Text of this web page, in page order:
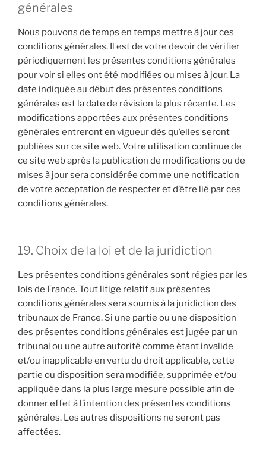
générales
Nous pouvons de temps en temps mettre à jour ces
conditions générales. Il est de votre devoir de vérifier
périodiquement les présentes conditions générales
pour voir si elles ont été modifiées ou mises à jour. La
date indiquée au début des présentes conditions
générales est la date de révision la plus récente. Les
modifications apportées aux présentes conditions
générales entreront en vigueur dès qu’elles seront
publiées sur ce site web. Votre utilisation continue de
ce site web après la publication de modifications ou de
mises à jour sera considérée comme une notification
de votre acceptation de respecter et d’être lié par ces
conditions générales.
19. Choix de la loi et de la juridiction
Les présentes conditions générales sont régies par les
lois de France. Tout litige relatif aux présentes
conditions générales sera soumis à la juridiction des
tribunaux de France. Si une partie ou une disposition
des présentes conditions générales est jugée par un
tribunal ou une autre autorité comme étant invalide
et/ou inapplicable en vertu du droit applicable, cette
partie ou disposition sera modifiée, supprimée et/ou
appliquée dans la plus large mesure possible afin de
donner effet à l’intention des présentes conditions
générales. Les autres dispositions ne seront pas
affectées.